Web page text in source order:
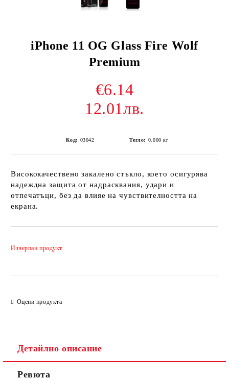
iPhone 11 OG Glass Fire Wolf
Premium
€6.14
12.01лв.
Код: 03042 Тегло: 0.000 кг
Висококачествено закалено стъкло, което осигурява
надеждна защита от надрасквания, удари и
отпечатъци, без да влияе на чувствителността на
екрана.
Изчерпан продукт
Оцени продукта
Детайлно описание
Ревюта